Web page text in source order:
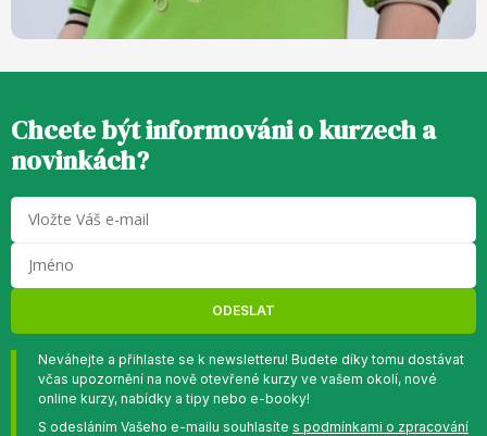
Chcete být informováni o kurzech a
novinkách?
ODESLAT
Neváhejte a přihlaste se k newsletteru! Budete díky tomu dostávat
včas upozornění na nově otevřené kurzy ve vašem okolí, nové
online kurzy, nabídky a tipy nebo e-booky!
S odesláním Vašeho e-mailu souhlasíte s podmínkami o zpracování